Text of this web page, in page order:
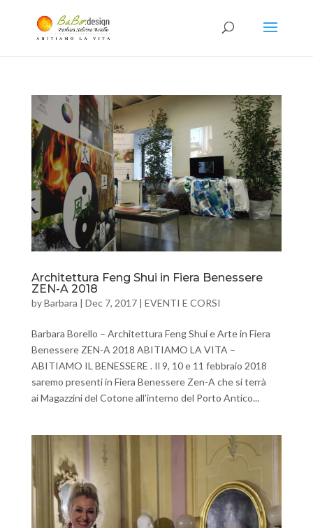
Architettura Feng Shui in Fiera Benessere
ZEN-A 2018
byBarbara | Dec 7, 2017| EVENTI E CORSI
Barbara Borello – Architettura Feng Shui e Arte in Fiera
Benessere ZEN-A 2018 ABITIAMO LA VITA –
ABITIAMO IL BENESSERE . Il 9, 10 e 11 febbraio 2018
saremo presenti in Fiera Benessere Zen-A che si terrà
ai Magazzini del Cotone all’interno del Porto Antico...